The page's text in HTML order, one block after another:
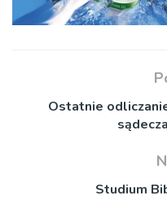
Ostatnie
Studium